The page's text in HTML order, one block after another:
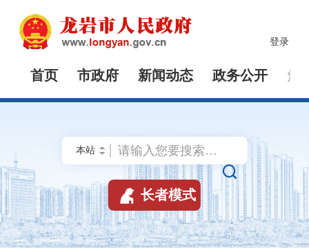
登录
首页 市政府 新闻动态 政务公开 解

 长者模式